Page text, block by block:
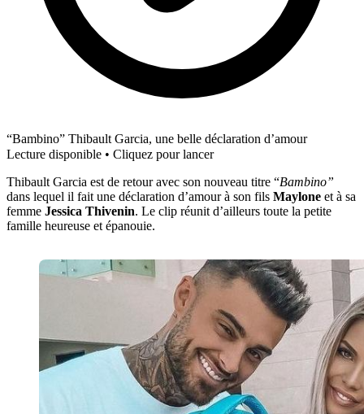
“Bambino” Thibault Garcia, une belle déclaration d’amour
Lecture disponible • Cliquez pour lancer
Thibault Garcia est de retour avec son nouveau titre “Bambino”
dans lequel il fait une déclaration d’amour à son fils Maylone et à sa
femme Jessica Thivenin. Le clip réunit d’ailleurs toute la petite
famille heureuse et épanouie.